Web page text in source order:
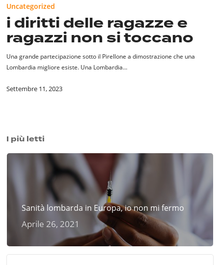
delle
ragazze
ragazzi
non
si
Uncategorized
i diritti delle ragazze e
ragazzi non si toccano
Una grande partecipazione sotto il Pirellone a dimostrazione che una
Lombardia migliore esiste. Una Lombardia…
Settembre 11, 2023
I più letti
Sanità lombarda in Europa, io non mi fermo
Aprile 26, 2021